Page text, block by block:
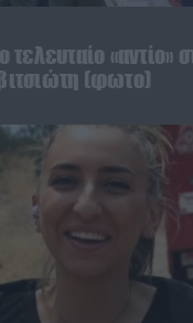
τελευταίο «αντίο»
(φωτο)